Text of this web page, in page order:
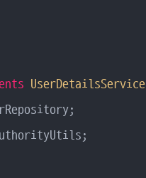
UserDetailsService